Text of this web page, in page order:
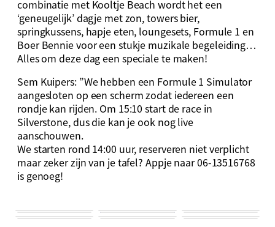
combinatie met Kooltje Beach wordt het een
‘geneugelijk’ dagje met zon, towers bier,
springkussens, hapje eten, loungesets, Formule 1 en
Boer Bennie voor een stukje muzikale begeleiding…
Alles om deze dag een speciale te maken!
Sem Kuipers: ”We hebben een Formule 1 Simulator
aangesloten op een scherm zodat iedereen een
rondje kan rijden. Om 15:10 start de race in
Silverstone, dus die kan je ook nog live
aanschouwen.
We starten rond 14:00 uur, reserveren niet verplicht
maar zeker zijn van je tafel? Appje naar 06-13516768
is genoeg!